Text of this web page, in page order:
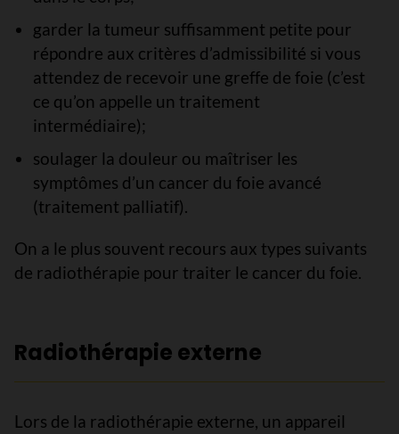
garder la tumeur suffisamment petite pour
répondre aux critères d’admissibilité si vous
attendez de recevoir une greffe de foie (c’est
ce qu’on appelle un traitement
intermédiaire);
soulager la douleur ou maîtriser les
symptômes d’un cancer du foie avancé
(traitement palliatif).
On a le plus souvent recours aux types suivants
de radiothérapie pour traiter le cancer du foie.
Radiothérapie externe
Lors de la radiothérapie externe, un appareil